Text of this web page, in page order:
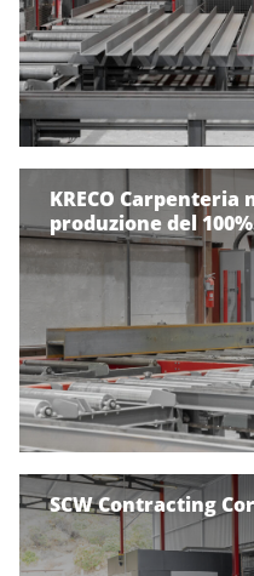
KRECO
produzione del
SCW Contracting